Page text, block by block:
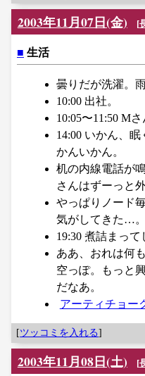
2003年11月07日(金) [
■ 生活
曇りだが洗濯。
10:00 出社。
10:05〜11:50 M
14:00 いかん、
かんいかん。
机の内線電話が
さんはずーっと
やっぱりノード
気がしてきた…。
19:30 煮詰まって
ああ、おれは何
空っぽ。もっと
だなあ。
アーティチョー
[ツッコミを入れる]
2003年11月08日(土) [